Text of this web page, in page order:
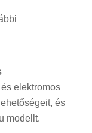
elektromos
és
modellt.